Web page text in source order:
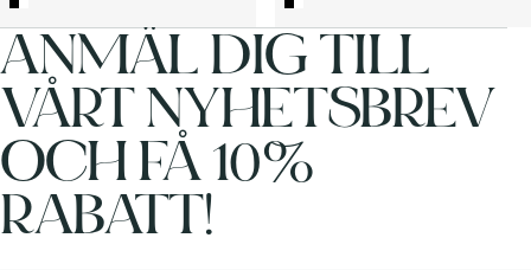
ANMÄL DIG TILL
VÅRT NYHETSBREV
OCH FÅ 10%
RABATT!